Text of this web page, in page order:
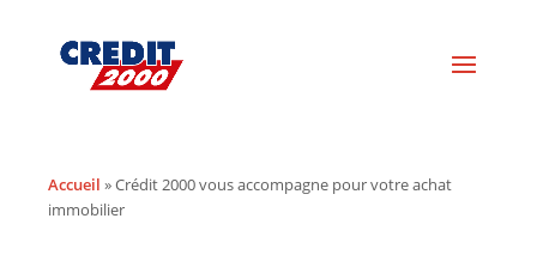
Accueil »Crédit 2000 vous accompagne pour votre achat
immobilier